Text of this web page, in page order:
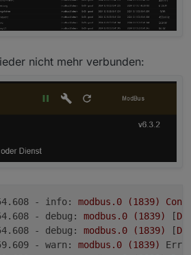
nicht mehr verbunden:
- info: modbus.0 (1839)
- debug:
modbus.0 (1839) [
- debug:
modbus.0 (1839) [
- warn:
modbus.0 (1839)